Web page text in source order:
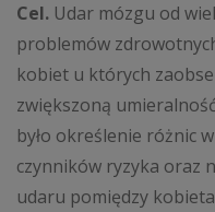
Cel. Udar mózgu od
problemów
kobiet u których
zwiększoną
było określenie różnic
czynników ryzyka oraz
udaru pomiędzy